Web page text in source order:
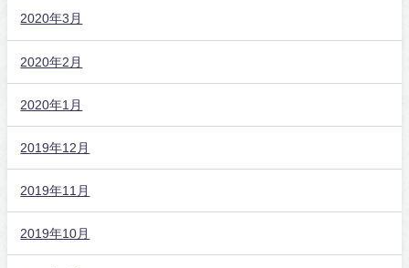
2020年3月
2020年2月
2020年1月
2019年12月
2019年11月
2019年10月